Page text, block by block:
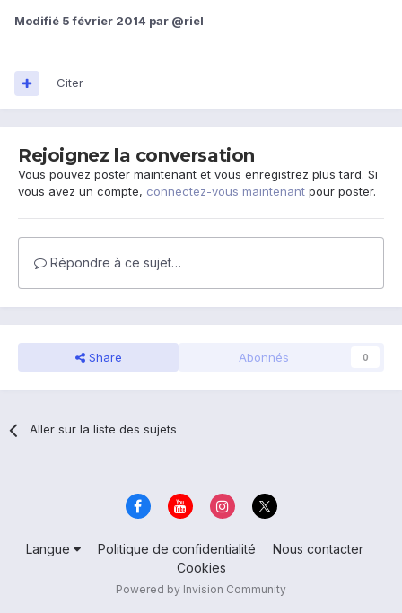
Modifié 5 février 2014 par @riel
Citer
Rejoignez la conversation
Vous pouvez poster maintenant et vous enregistrez plus tard. Si
vous avez un compte, connectez-vous maintenant pour poster.
Répondre à ce sujet…
Share Abonnés 0
Aller sur la liste des sujets
Langue Politique de confidentialité
Nous contacter
Cookies
Powered by Invision Community